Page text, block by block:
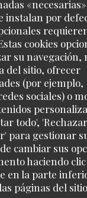
instalan por
cookies
su navegación,
del sitio, ofrecer
(por ejemplo,
sociales) o
todo',
para gestionar
cambiar sus
haciendo
en la parte
páginas del
: 4 /5
CALIDAD
sommes ravis
Votre
nous y